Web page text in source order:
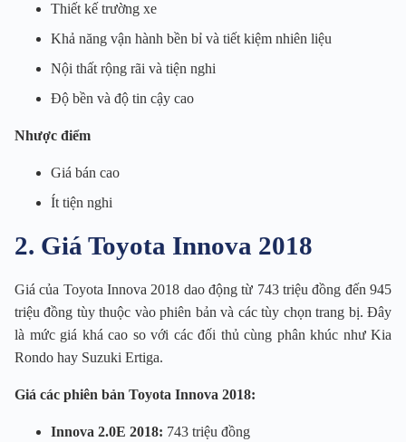
Thiết kế trường xe
Khả năng vận hành bền bỉ và tiết kiệm nhiên liệu
Nội thất rộng rãi và tiện nghi
Độ bền và độ tin cậy cao
Nhược điểm
Giá bán cao
Ít tiện nghi
2. Giá Toyota Innova 2018
Giá của Toyota Innova 2018 dao động từ 743 triệu đồng đến 945
triệu đồng tùy thuộc vào phiên bản và các tùy chọn trang bị. Đây
là mức giá khá cao so với các đối thủ cùng phân khúc như Kia
Rondo hay Suzuki Ertiga.
Giá các phiên bản Toyota Innova 2018:
Innova 2.0E 2018: 743 triệu đồng